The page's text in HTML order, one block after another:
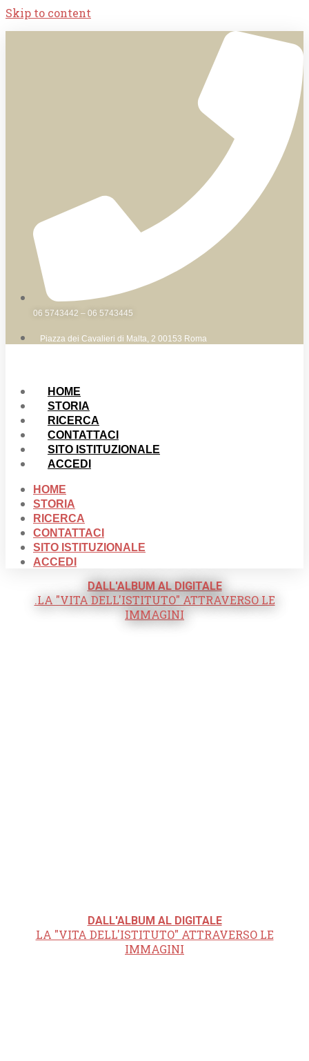
Skip to content
06 5743442 – 06 5743445
Piazza dei Cavalieri di Malta, 2 00153 Roma
HOME
STORIA
RICERCA
CONTATTACI
SITO ISTITUZIONALE
ACCEDI
HOME
STORIA
RICERCA
CONTATTACI
SITO ISTITUZIONALE
ACCEDI
DALL'ALBUM AL DIGITALE
.LA "VITA DELL'ISTITUTO" ATTRAVERSO LE
IMMAGINI
DALL'ALBUM AL DIGITALE
LA "VITA DELL'ISTITUTO" ATTRAVERSO LE
IMMAGINI